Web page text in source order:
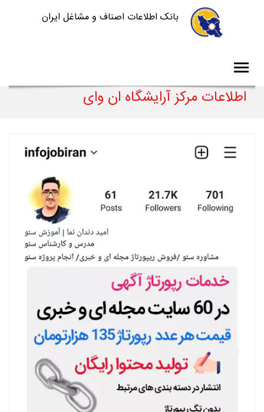
بانک اطلاعات اصناف و مشاغل ایران
اطلاعات مرکز آرایشگاه ان وای